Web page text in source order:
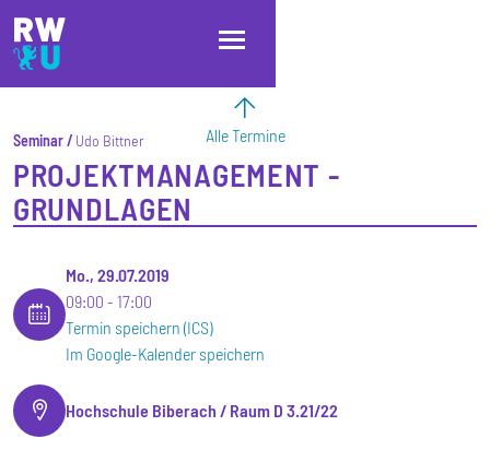
Direkt zum Inhalt
Direkt zur Hauptnavigation
Direkt zum Fußbereich
Alle Termine
Seminar Udo Bittner
PROJEKTMANAGEMENT -
GRUNDLAGEN
Mo., 29.07.2019
09:00
17:00
Termin speichern (ICS)
Im Google-Kalender speichern
Hochschule Biberach / Raum D 3.21/22